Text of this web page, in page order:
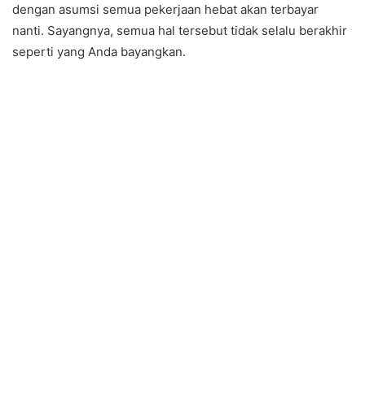
dengan asumsi semua pekerjaan hebat akan terbayar
nanti. Sayangnya, semua hal tersebut tidak selalu berakhir
seperti yang Anda bayangkan.